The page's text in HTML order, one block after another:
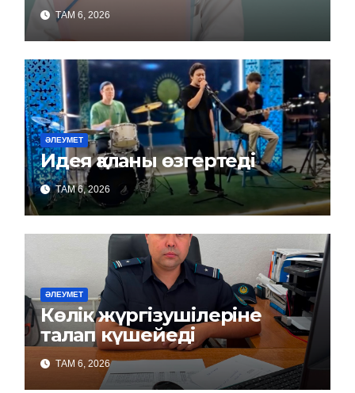
ТАМ 6, 2026
ӘЛЕУМЕТ
Идея қаланы өзгертеді
ТАМ 6, 2026
ӘЛЕУМЕТ
Көлік жүргізушілеріне
талап күшейеді
ТАМ 6, 2026